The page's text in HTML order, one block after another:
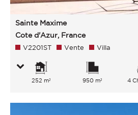
Sainte Maxime
Cote d'Azur, France
V2201ST Vente Villa
252 m² 950 m² 4